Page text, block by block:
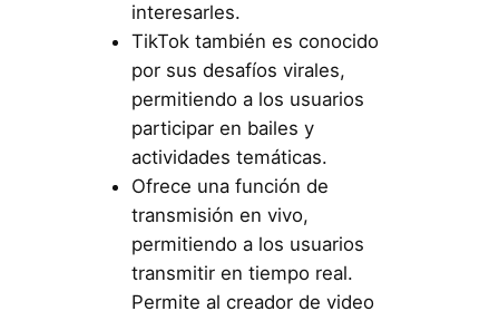
interesarles.
TikTok también es conocido
por sus desafíos virales,
permitiendo a los usuarios
participar en bailes y
actividades temáticas.
Ofrece una función de
transmisión en vivo,
permitiendo a los usuarios
transmitir en tiempo real.
Permite al creador de video